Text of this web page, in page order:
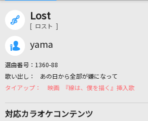
カラオケリクエスト
Lost
[ ロスト ]
yama
選曲番号： 1360-88
あの日から全部が嫌になって
映画 『線は、僕を描く』挿入歌
対応カラオケコンテンツ